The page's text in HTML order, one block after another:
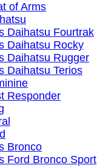
of Arms
Daihatsu Fourtrak
Daihatsu Rocky
Daihatsu Rugger
Daihatsu Terios
Responder
Bronco
Ford Bronco Sport